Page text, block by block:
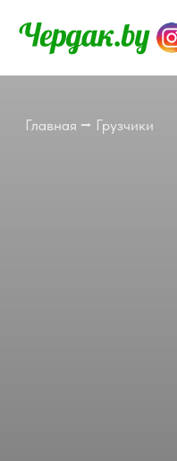
Услуги и цены
⌵
Автопарк⌵